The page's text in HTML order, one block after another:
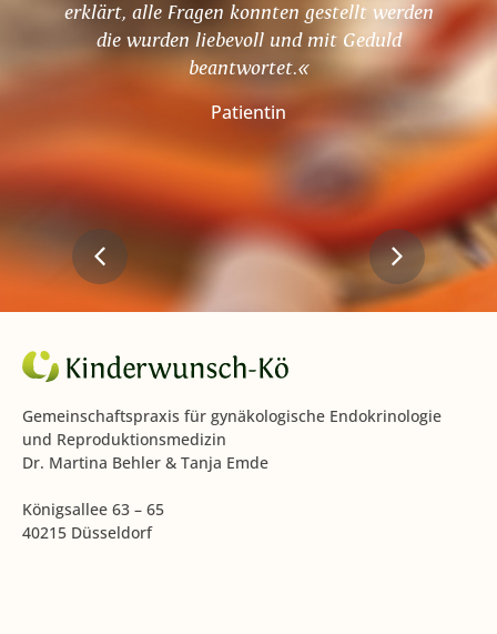
erklärt, alle Fragen konnten gestellt werden
die wurden liebevoll und mit Geduld
beantwortet.«
Patientin
Gemeinschaftspraxis für gynäkologische Endokrinologie
und Reproduktionsmedizin
Dr. Martina Behler & Tanja Emde
Königsallee 63 – 65
40215 Düsseldorf